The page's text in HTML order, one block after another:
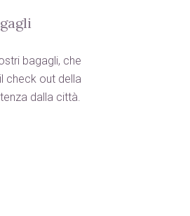
bagagli, che
check out della
dalla città.